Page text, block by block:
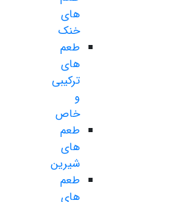
های
خنک
طعم
های
ترکیبی
و
خاص
طعم
های
شیرین
طعم
های